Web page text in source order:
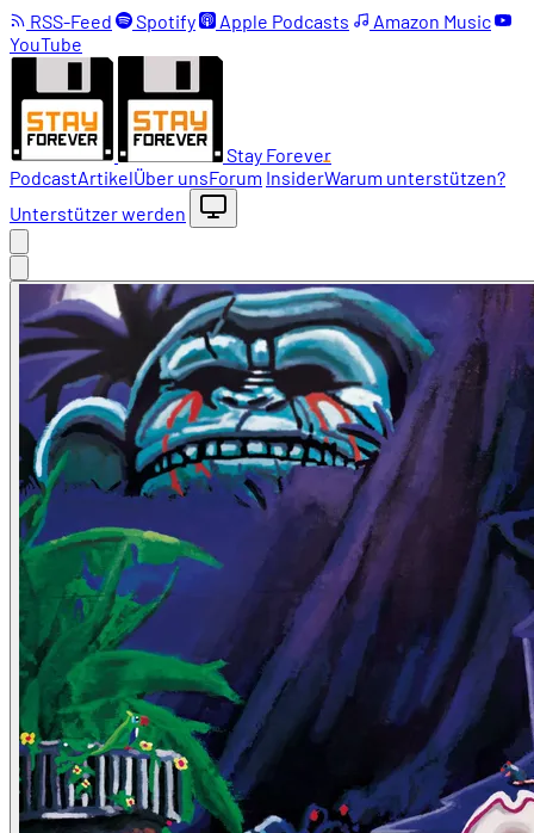
RSS-Feed Spotify Apple Podcasts
Amazon Music
YouTube
Stay Forever
PodcastArtikelÜber unsForum InsiderWarum unterstützen?
Unterstützer werden